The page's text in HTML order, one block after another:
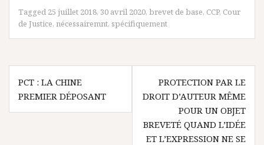
Tagged 25 juillet 2018, 30 avril 2020, brevet de base, CCP, Cour
de Justice, nécessairemnt, spécifiquement
Navigation
de
l’article
PCT : LA CHINE
PREMIER DÉPOSANT
PROTECTION PAR LE
DROIT D’AUTEUR MÊME
POUR UN OBJET
BREVETÉ QUAND L’IDÉE
ET L’EXPRESSION NE SE